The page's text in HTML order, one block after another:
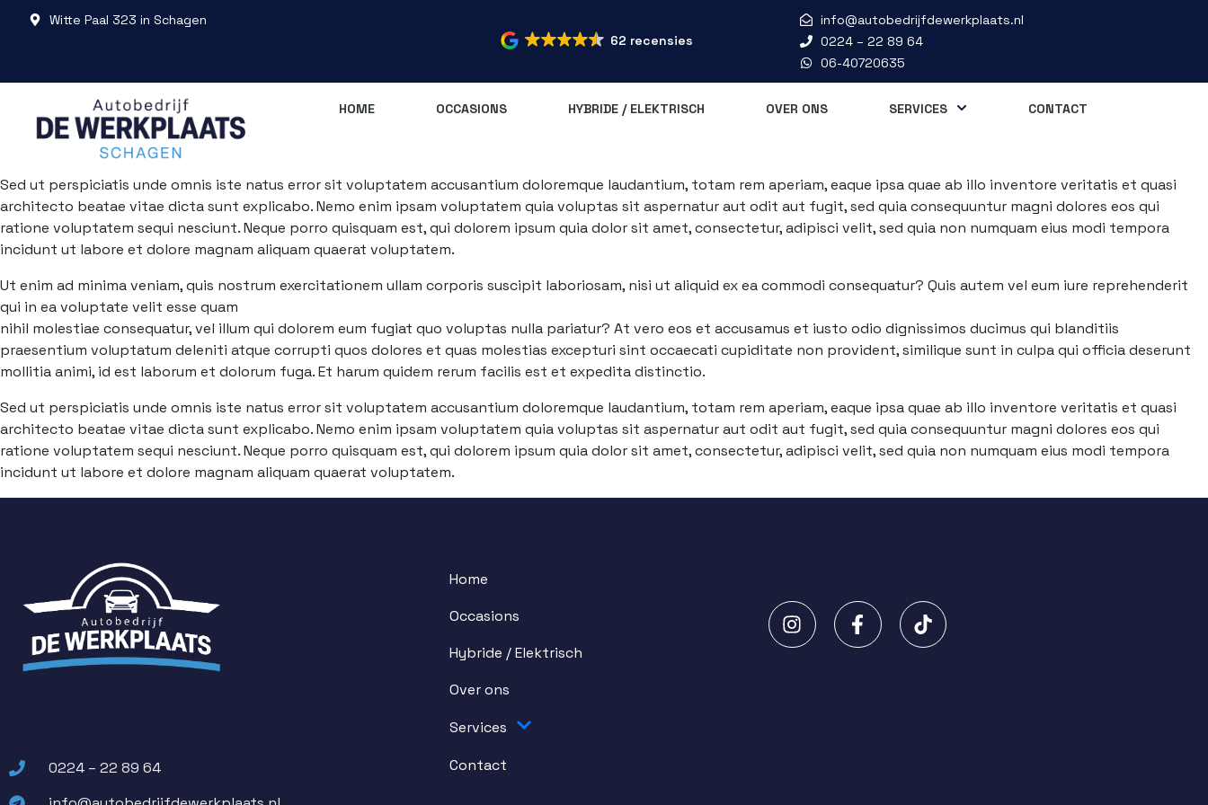
Witte Paal 323 in Schagen
62 recensies
info@autobedrijfdewerkplaats.nl
0224 – 22 89 64
06-40720635
HOME OCCASIONS HYBRIDE / ELEKTRISCH OVER ONS SERVICES CONTACT
Sed ut perspiciatis unde omnis iste natus error sit voluptatem accusantium doloremque laudantium, totam rem aperiam, eaque ipsa quae ab illo inventore veritatis et quasi
architecto beatae vitae dicta sunt explicabo. Nemo enim ipsam voluptatem quia voluptas sit aspernatur aut odit aut fugit, sed quia consequuntur magni dolores eos qui
ratione voluptatem sequi nesciunt. Neque porro quisquam est, qui dolorem ipsum quia dolor sit amet, consectetur, adipisci velit, sed quia non numquam eius modi tempora
incidunt ut labore et dolore magnam aliquam quaerat voluptatem.
Ut enim ad minima veniam, quis nostrum exercitationem ullam corporis suscipit laboriosam, nisi ut aliquid ex ea commodi consequatur? Quis autem vel eum iure reprehenderit
qui in ea voluptate velit esse quam
nihil molestiae consequatur, vel illum qui dolorem eum fugiat quo voluptas nulla pariatur? At vero eos et accusamus et iusto odio dignissimos ducimus qui blanditiis
praesentium voluptatum deleniti atque corrupti quos dolores et quas molestias excepturi sint occaecati cupiditate non provident, similique sunt in culpa qui officia deserunt
mollitia animi, id est laborum et dolorum fuga. Et harum quidem rerum facilis est et expedita distinctio.
Sed ut perspiciatis unde omnis iste natus error sit voluptatem accusantium doloremque laudantium, totam rem aperiam, eaque ipsa quae ab illo inventore veritatis et quasi
architecto beatae vitae dicta sunt explicabo. Nemo enim ipsam voluptatem quia voluptas sit aspernatur aut odit aut fugit, sed quia consequuntur magni dolores eos qui
ratione voluptatem sequi nesciunt. Neque porro quisquam est, qui dolorem ipsum quia dolor sit amet, consectetur, adipisci velit, sed quia non numquam eius modi tempora
incidunt ut labore et dolore magnam aliquam quaerat voluptatem.
0224 – 22 89 64
Home
Occasions
Hybride / Elektrisch
Over ons
Services
Contact